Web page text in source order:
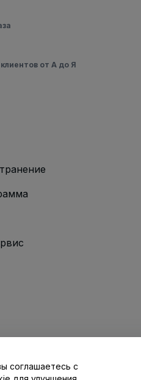
от А до Я
с нами
соглашаетесь с